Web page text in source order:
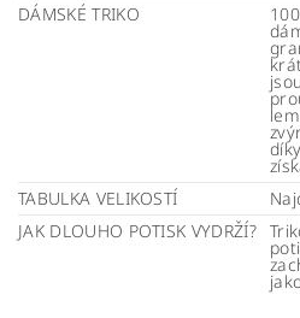
DÁMSKÉ TRIKO
TABULKA VELIKOSTÍ
JAK DLOUHO POTISK VYDRŽÍ?